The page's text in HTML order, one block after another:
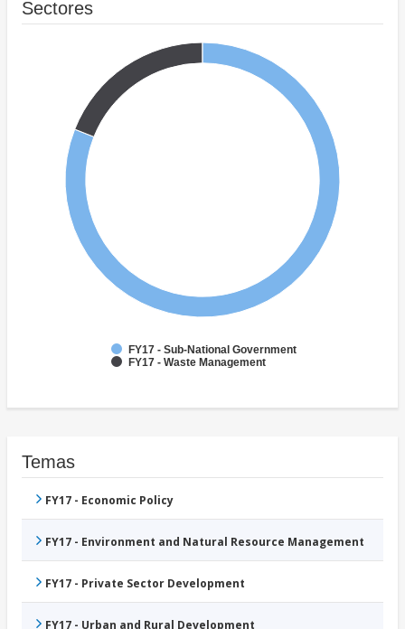
Sectores
FY17 - Sub-National Government
FY17 - Waste Management
Temas
FY17 - Economic Policy
FY17 - Environment and Natural Resource Management
FY17 - Private Sector Development
FY17 - Urban and Rural Development